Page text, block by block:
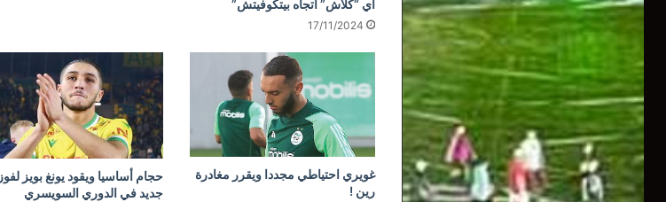
أي “كلاش” اتجاه بيتكوفيتش”
17/11/2024
غويري احتياطي مجددا ويقرر مغادرة
رين !
حجام أساسيا ويقود يونغ بويز لفوز
جديد في الدوري السويسري